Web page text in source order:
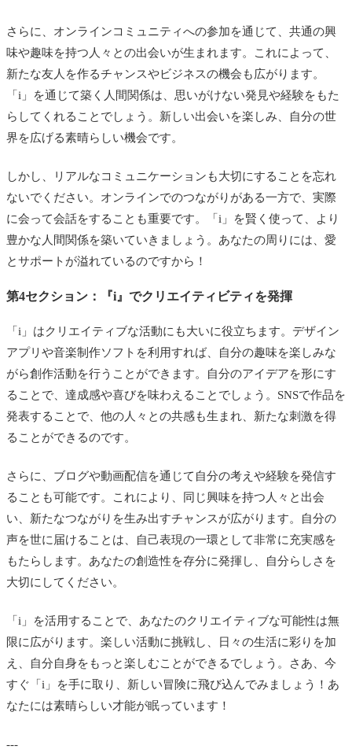
さらに、オンラインコミュニティへの参加を通じて、共通の興
味や趣味を持つ人々との出会いが生まれます。これによって、
新たな友人を作るチャンスやビジネスの機会も広がります。
「i」を通じて築く人間関係は、思いがけない発見や経験をもた
らしてくれることでしょう。新しい出会いを楽しみ、自分の世
界を広げる素晴らしい機会です。
しかし、リアルなコミュニケーションも大切にすることを忘れ
ないでください。オンラインでのつながりがある一方で、実際
に会って会話をすることも重要です。「i」を賢く使って、より
豊かな人間関係を築いていきましょう。あなたの周りには、愛
とサポートが溢れているのですから！
第4セクション：『i』でクリエイティビティを発揮
「i」はクリエイティブな活動にも大いに役立ちます。デザイン
アプリや音楽制作ソフトを利用すれば、自分の趣味を楽しみな
がら創作活動を行うことができます。自分のアイデアを形にす
ることで、達成感や喜びを味わえることでしょう。SNSで作品を
発表することで、他の人々との共感も生まれ、新たな刺激を得
ることができるのです。
さらに、ブログや動画配信を通じて自分の考えや経験を発信す
ることも可能です。これにより、同じ興味を持つ人々と出会
い、新たなつながりを生み出すチャンスが広がります。自分の
声を世に届けることは、自己表現の一環として非常に充実感を
もたらします。あなたの創造性を存分に発揮し、自分らしさを
大切にしてください。
「i」を活用することで、あなたのクリエイティブな可能性は無
限に広がります。楽しい活動に挑戦し、日々の生活に彩りを加
え、自分自身をもっと楽しむことができるでしょう。さあ、今
すぐ「i」を手に取り、新しい冒険に飛び込んでみましょう！あ
なたには素晴らしい才能が眠っています！
---